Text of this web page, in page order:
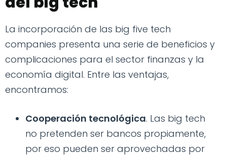
La incorporación de las big five tech
companies presenta una serie de beneficios y
complicaciones para el sector finanzas y la
economía digital. Entre las ventajas,
encontramos:
Cooperación tecnológica. Las big tech
no pretenden ser bancos propiamente,
por eso pueden ser aprovechadas por